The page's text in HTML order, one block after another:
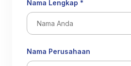
Nama Lengkap *
Nama Perusahaan